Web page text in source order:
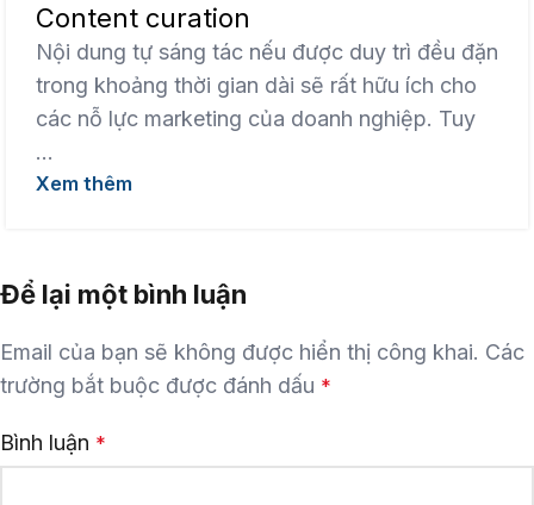
Content curation
Nội dung tự sáng tác nếu được duy trì đều đặn
trong khoảng thời gian dài sẽ rất hữu ích cho
các nỗ lực marketing của doanh nghiệp. Tuy
...
Xem thêm
Để lại một bình luận
Email của bạn sẽ không được hiển thị công khai. Các
trường bắt buộc được đánh dấu *
Bình luận *